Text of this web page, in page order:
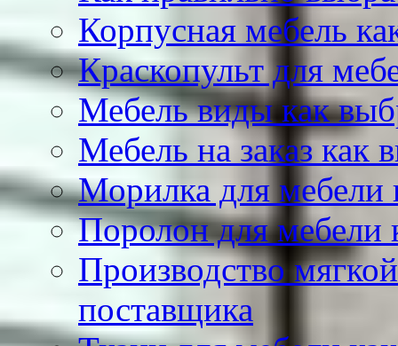
Корпусная мебель
Краскопульт для
Мебель виды как
Мебель на заказ как
Морилка для мебели
Поролон для мебели
Производство
поставщика